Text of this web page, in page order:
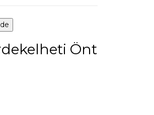
Önt